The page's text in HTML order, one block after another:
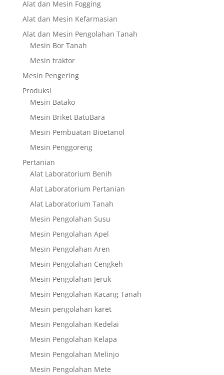
Alat dan Mesin Fogging
Alat dan Mesin Kefarmasian
Alat dan Mesin Pengolahan Tanah
Mesin Bor Tanah
Mesin traktor
Mesin Pengering
Produksi
Mesin Batako
Mesin Briket BatuBara
Mesin Pembuatan Bioetanol
Mesin Penggoreng
Pertanian
Alat Laboratorium Benih
Alat Laboratorium Pertanian
Alat Laboratorium Tanah
Mesin Pengolahan Susu
Mesin Pengolahan Apel
Mesin Pengolahan Aren
Mesin Pengolahan Cengkeh
Mesin Pengolahan Jeruk
Mesin Pengolahan Kacang Tanah
Mesin pengolahan karet
Mesin Pengolahan Kedelai
Mesin Pengolahan Kelapa
Mesin Pengolahan Melinjo
Mesin Pengolahan Mete